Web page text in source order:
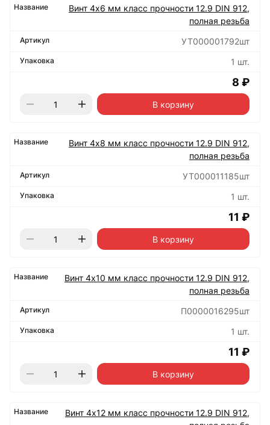
Винт 4х6 мм класс прочности 12.9 DIN 912,
полная резьба
УТ000001792шт
1 шт.
8 ₽
В корзину
Винт 4х8 мм класс прочности 12.9 DIN 912,
полная резьба
УТ000011185шт
1 шт.
11 ₽
В корзину
Винт 4х10 мм класс прочности 12.9 DIN 912,
полная резьба
П0000016295шт
1 шт.
11 ₽
В корзину
Винт 4х12 мм класс прочности 12.9 DIN 912,